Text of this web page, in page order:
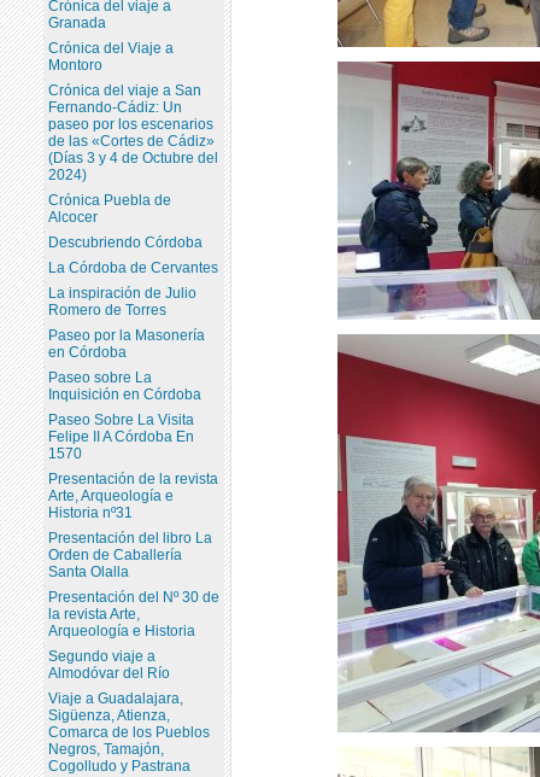
Crónica del viaje a
Granada
Crónica del Viaje a
Montoro
Crónica del viaje a San
Fernando-Cádiz: Un
paseo por los escenarios
de las «Cortes de Cádiz»
(Días 3 y 4 de Octubre del
2024)
Crónica Puebla de
Alcocer
Descubriendo Córdoba
La Córdoba de Cervantes
La inspiración de Julio
Romero de Torres
Paseo por la Masonería
en Córdoba
Paseo sobre La
Inquisición en Córdoba
Paseo Sobre La Visita
Felipe II A Córdoba En
1570
Presentación de la revista
Arte, Arqueología e
Historia nº31
Presentación del libro La
Orden de Caballería
Santa Olalla
Presentación del Nº 30 de
la revista Arte,
Arqueología e Historia
Segundo viaje a
Almodóvar del Río
Viaje a Guadalajara,
Sigüenza, Atienza,
Comarca de los Pueblos
Negros, Tamajón,
Cogolludo y Pastrana